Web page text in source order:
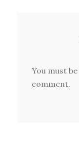
You must be
comment.